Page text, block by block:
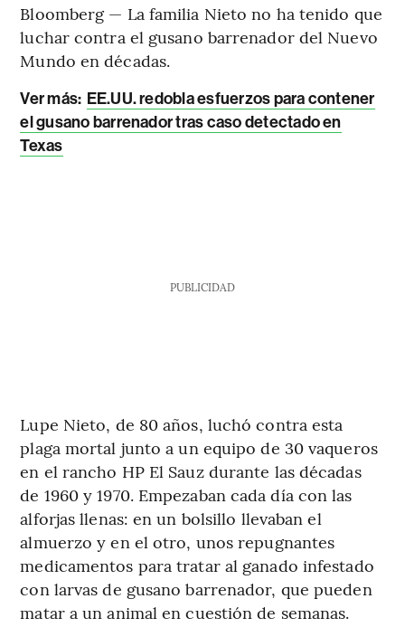
Bloomberg — La familia Nieto no ha tenido que
luchar contra el gusano barrenador del Nuevo
Mundo en décadas.
Ver más: EE.UU. redobla esfuerzos para contener
el gusano barrenador tras caso detectado en
Texas
PUBLICIDAD
Lupe Nieto, de 80 años, luchó contra esta
plaga mortal junto a un equipo de 30 vaqueros
en el rancho HP El Sauz durante las décadas
de 1960 y 1970. Empezaban cada día con las
alforjas llenas: en un bolsillo llevaban el
almuerzo y en el otro, unos repugnantes
medicamentos para tratar al ganado infestado
con larvas de gusano barrenador, que pueden
matar a un animal en cuestión de semanas.